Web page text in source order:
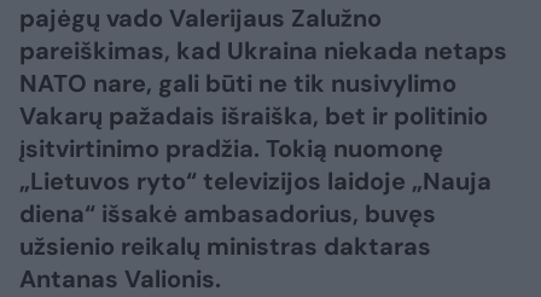
pajėgų vado Valerijaus Zalužno
pareiškimas, kad Ukraina niekada netaps
NATO nare, gali būti ne tik nusivylimo
Vakarų pažadais išraiška, bet ir politinio
įsitvirtinimo pradžia. Tokią nuomonę
„Lietuvos ryto“ televizijos laidoje „Nauja
diena“ išsakė ambasadorius, buvęs
užsienio reikalų ministras daktaras
Antanas Valionis.